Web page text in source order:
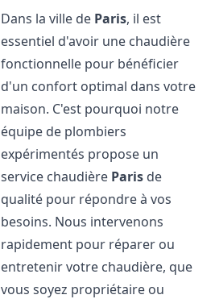
Dans la ville de Paris, il est
essentiel d'avoir une chaudière
fonctionnelle pour bénéficier
d'un confort optimal dans votre
maison. C'est pourquoi notre
équipe de plombiers
expérimentés propose un
service chaudière Paris de
qualité pour répondre à vos
besoins. Nous intervenons
rapidement pour réparer ou
entretenir votre chaudière, que
vous soyez propriétaire ou